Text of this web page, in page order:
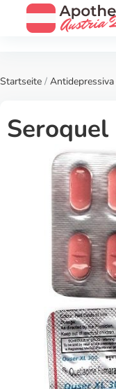
Startseite / Antidepressiva
Seroquel